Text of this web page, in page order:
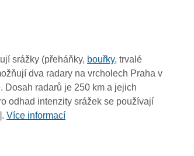
17:50
17:40
17:30
17:20
srážky (přeháňky, bouřky, trvalé
dva radary na vrcholech Praha v
Dosah radarů je 250 km a jejich
odhad intenzity srážek se používají
Více informací